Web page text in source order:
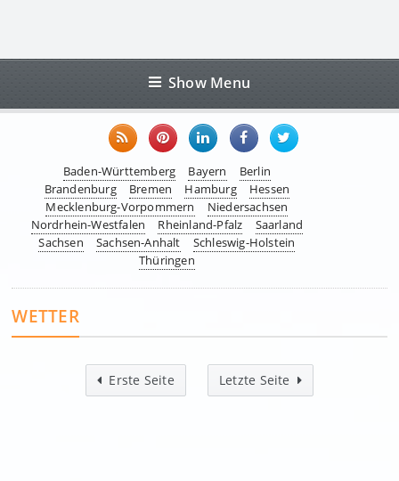
Show Menu
Baden-Württemberg Bayern
Berlin
Brandenburg
Bremen Hamburg
Hessen
Mecklenburg-Vorpommern
Niedersachsen
Nordrhein-Westfalen
Rheinland-Pfalz
Saarland
Sachsen
Sachsen-Anhalt
Schleswig-Holstein
Thüringen
WETTER
Erste Seite Letzte Seite